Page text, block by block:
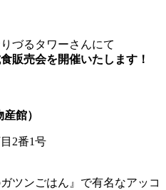
づるタワーさんにて
販売会を開催いたします！
館）
2番1号
ツンごはん』で有名なアッコ